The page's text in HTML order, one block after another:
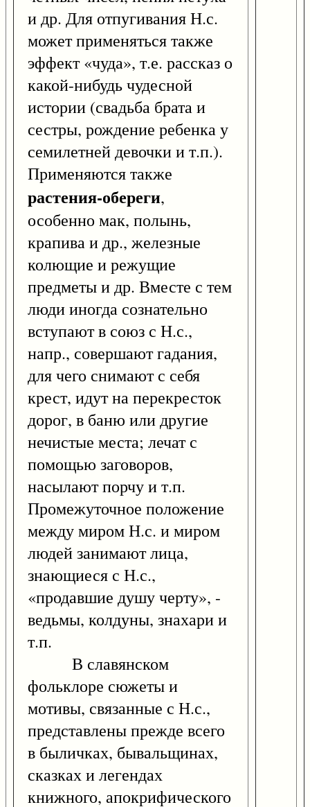
и др. Для отпугивания Н.с.
может применяться также
эффект «чуда», т.е. рассказ о
какой-нибудь чудесной
истории (свадьба брата и
сестры, рождение ребенка у
семилетней девочки и т.п.).
Применяются также
растения-обереги,
особенно мак, полынь,
крапива и др., железные
колющие и режущие
предметы и др. Вместе с тем
люди иногда сознательно
вступают в союз с Н.с.,
напр., совершают гадания,
для чего снимают с себя
крест, идут на перекресток
дорог, в баню или другие
нечистые места; лечат с
помощью заговоров,
насылают порчу и т.п.
Промежуточное положение
между миром Н.с. и миром
людей занимают лица,
знающиеся с Н.с.,
«продавшие душу черту», -
ведьмы, колдуны, знахари и
т.п.
В славянском
фольклоре сюжеты и
мотивы, связанные с Н.с.,
представлены прежде всего
в быличках, бывальщинах,
сказках и легендах
книжного, апокрифического